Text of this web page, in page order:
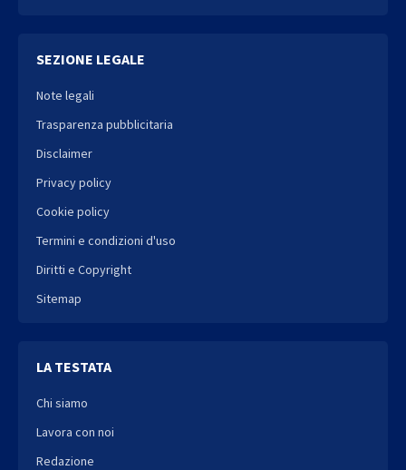
SEZIONE LEGALE
Note legali
Trasparenza pubblicitaria
Disclaimer
Privacy policy
Cookie policy
Termini e condizioni d'uso
Diritti e Copyright
Sitemap
LA TESTATA
Chi siamo
Lavora con noi
Redazione